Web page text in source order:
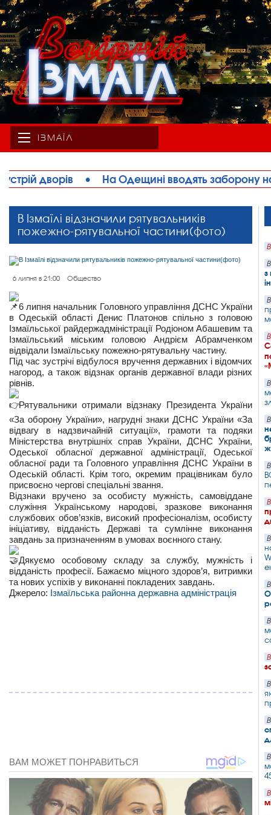
ІЗМАЇЛ
заборону на вилов раків • Шановні
В Ізмаїлі відзначили рятувальників
пожежно-рятувальної частини(фото)
6 липня в 21:00 Общество
6 липня начальник Головного управління ДСНС України
в Одеській області Денис Платонов спільно з головою
Ізмаїльської райдержадміністрації Родіоном Абашевим та
Ізмаїльський міським головою Андрієм Абрамченком
відвідали Ізмаїльську пожежно-рятувальну частину.
Під час зустрічі відбулося вручення державних і відомчих
нагород, а також відзнак органів державної влади різних
рівнів.
Рятувальники отримали відзнаку Президента України
«За оборону України», нагрудні знаки ДСНС України «За
відвагу в надзвичайній ситуації», грамоти та подяки
Міністерства внутрішніх справ України, ДСНС України,
Одеської обласної державної адміністрації, Одеської
обласної ради та Головного управління ДСНС України в
Одеській області. Крім того, окремим працівникам було
присвоєно чергові спеціальні звання.
Відзнаки вручено за особисту мужність, самовіддане
служіння Українському народові, зразкове виконання
службових обов’язків, високий професіоналізм, особисту
ініціативу, відданість Державі та сумлінне виконання
завдань за призначенням в умовах воєнного стану.
Дякуємо особовому складу за службу, мужність і
відданість професії. Бажаємо міцного здоров’я, витримки
та нових успіхів у виконанні покладених завдань.
Джерело: Ізмаїльська районна державна адміністрація
з